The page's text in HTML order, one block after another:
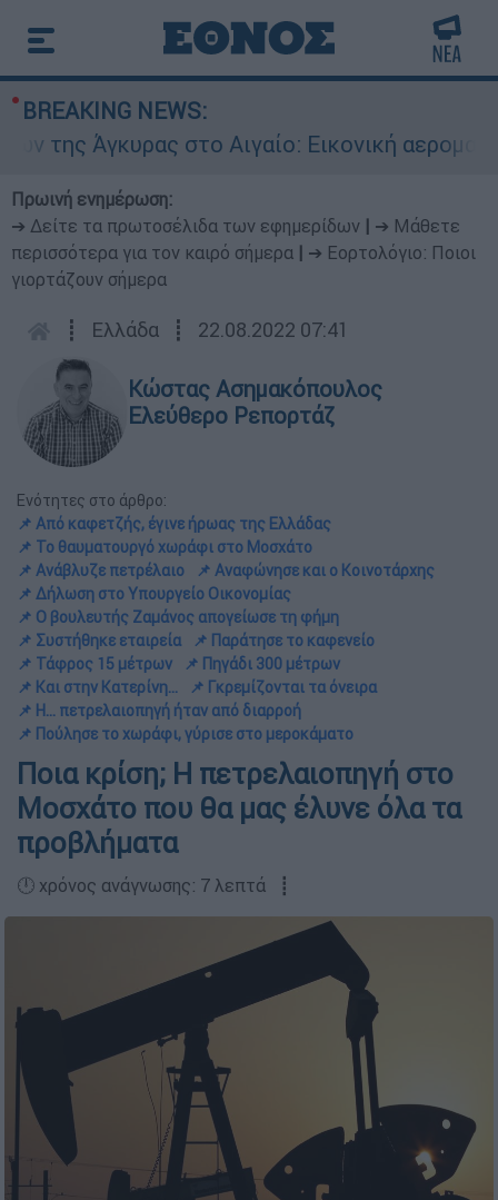
BREAKING NEWS:
στο Αιγαίο: Εικονική αερομαχία ανάμεσα
Πρωινή ενημέρωση:
➔ Δείτε τα πρωτοσέλιδα των εφημερίδων
➔ Μάθετε
περισσότερα για τον καιρό σήμερα
➔ Εορτολόγιο: Ποιοι
γιορτάζουν σήμερα
┋ Ελλάδα ┋ 22.08.2022 07:41
Κώστας Ασημακόπουλος
Ελεύθερο Ρεπορτάζ
Ενότητες στο άρθρο:
📌 Από καφετζής, έγινε ήρωας της Ελλάδας
📌 Το θαυματουργό χωράφι στο Μοσχάτο
📌 Ανάβλυζε πετρέλαιο
📌 Αναφώνησε και ο Κοινοτάρχης
📌 Δήλωση στο Υπουργείο Οικονομίας
📌 Ο βουλευτής Ζαμάνος απογείωσε τη φήμη
📌 Συστήθηκε εταιρεία
📌 Παράτησε το καφενείο
📌 Τάφρος 15 μέτρων
📌 Πηγάδι 300 μέτρων
📌 Και στην Κατερίνη...
📌 Γκρεμίζονται τα όνειρα
📌 Η... πετρελαιοπηγή ήταν από διαρροή
📌 Πούλησε το χωράφι, γύρισε στο μεροκάματο
Ποια κρίση; Η πετρελαιοπηγή στο
Μοσχάτο που θα μας έλυνε όλα τα
προβλήματα
🕛 χρόνος ανάγνωσης: 7 λεπτά ┋